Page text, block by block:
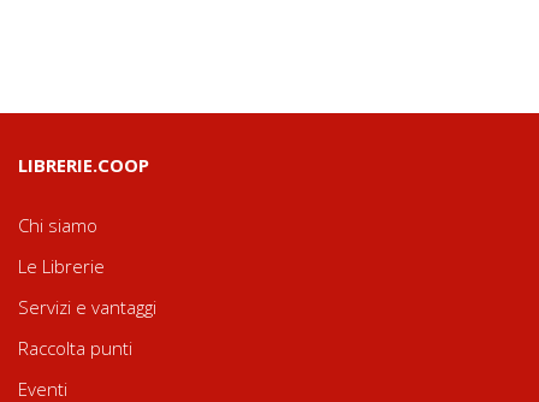
LIBRERIE.COOP
Chi siamo
Le Librerie
Servizi e vantaggi
Raccolta punti
Eventi